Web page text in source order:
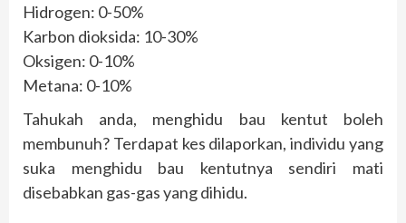
Hidrogen: 0-50%
Karbon dioksida: 10-30%
Oksigen: 0-10%
Metana: 0-10%
Tahukah anda, menghidu bau kentut boleh
membunuh? Terdapat kes dilaporkan, individu yang
suka menghidu bau kentutnya sendiri mati
disebabkan gas-gas yang dihidu.